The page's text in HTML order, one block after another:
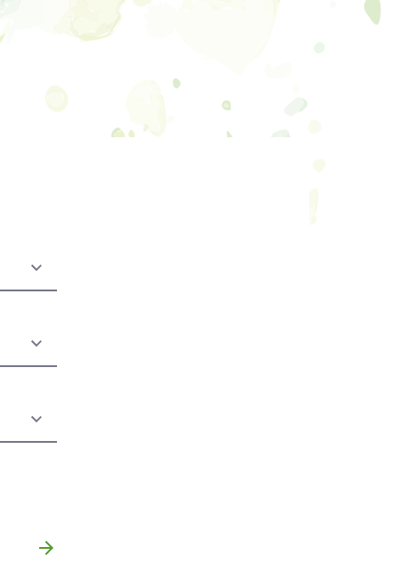
rodzinna
Trening Umiejętności Społecznych dla dzieci i